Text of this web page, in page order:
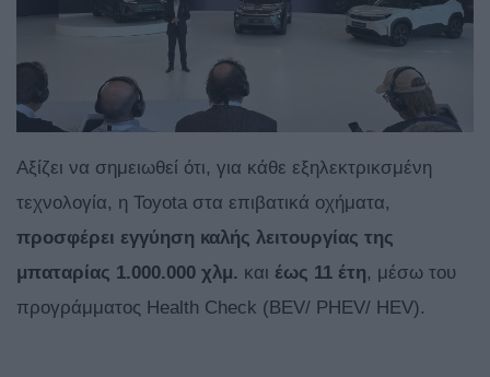
Αξίζει να σημειωθεί ότι, για κάθε εξηλεκτρικσμένη
τεχνολογία, η Toyota στα επιβατικά οχήματα,
προσφέρει εγγύηση καλής λειτουργίας της
μπαταρίας 1.000.000 χλμ. και έως 11 έτη, μέσω του
προγράμματος Health Check (BEV/ PHEV/ HEV).